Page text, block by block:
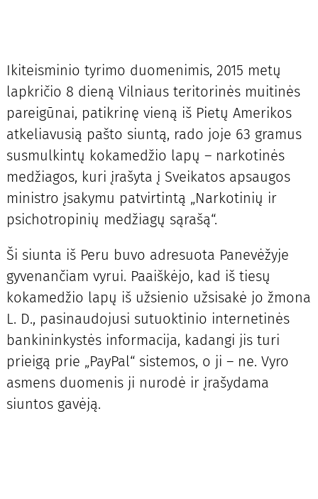
Ikiteisminio tyrimo duomenimis, 2015 metų
lapkričio 8 dieną Vilniaus teritorinės muitinės
pareigūnai, patikrinę vieną iš Pietų Amerikos
atkeliavusią pašto siuntą, rado joje 63 gramus
susmulkintų kokamedžio lapų – narkotinės
medžiagos, kuri įrašyta į Sveikatos apsaugos
ministro įsakymu patvirtintą „Narkotinių ir
psichotropinių medžiagų sąrašą“.
Ši siunta iš Peru buvo adresuota Panevėžyje
gyvenančiam vyrui. Paaiškėjo, kad iš tiesų
kokamedžio lapų iš užsienio užsisakė jo žmona
L. D., pasinaudojusi sutuoktinio internetinės
bankininkystės informacija, kadangi jis turi
prieigą prie „PayPal“ sistemos, o ji – ne. Vyro
asmens duomenis ji nurodė ir įrašydama
siuntos gavėją.